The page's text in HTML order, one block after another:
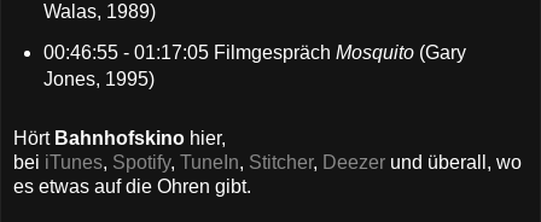
Walas, 1989)
00:46:55 - 01:17:05 Filmgespräch Mosquito(Gary
Jones, 1995)
Hört Bahnhofskino hier,
bei iTunes, Spotify, TuneIn, Stitcher, Deezer und überall, wo
es etwas auf die Ohren gibt.